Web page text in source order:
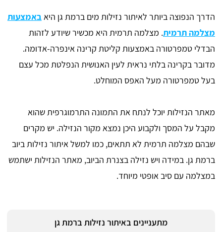
הדרך הנפוצה ביותר לאיתור נזילות מים ברמת גן היאבאמצעות
מצלמה תרמית. מצלמה תרמית היא מכשיר שיודע לזהות
הבדלי טמפרטורה באמצעות קליטת קרינה אינפרה-אדומה.
מדובר בקרינה בלתי נראית לעין האנושית הנפלטת מכל עצם
בעל טמפרטורה מעל האפס המוחלט.
מאתר הנזילות יוכל לנתח את התמונה התרמוגרפית שהוא
מקבל על המסך ולקבוע היכן נמצא מקור הנזילה. יש מקרים
שבהם מצלמה תרמית לא תתאים, כמו למשל איתור נזילות ביוב
ברמת גן. במידה ויש נזילה בצנרת הביוב, מאתר הנזילות ישתמש
במצלמה עם סיב אופטי מיוחד.
מתעניינים באיתור נזילות ברמת גן